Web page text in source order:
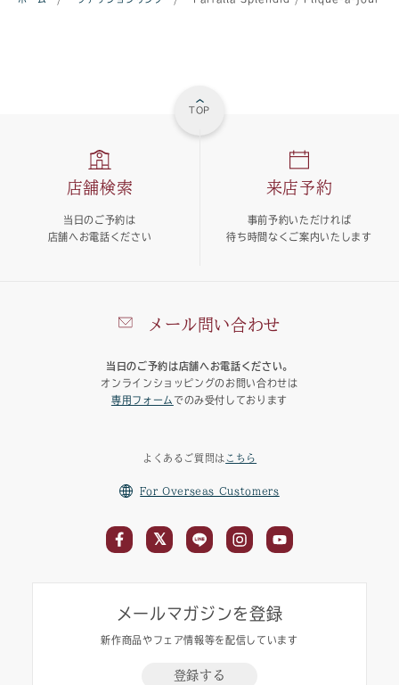
TOP
メール問い合わせ
当日のご予約は店舗へお電話ください。
オンラインショッピングのお問い合わせは
専用フォーム でのみ受付しております
店舗検索
当日のご予約は
店舗へお電話ください
来店予約
事前予約いただければ
待ち時間なくご案内いたします
よくあるご質問は こちら
For Overseas Customers
メールマガジンを登録
新作商品やフェア情報等を配信しています
登録する